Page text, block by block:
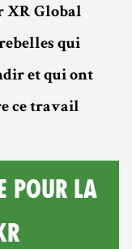
XR Global
qui
et qui ont
ce travail
POUR LA